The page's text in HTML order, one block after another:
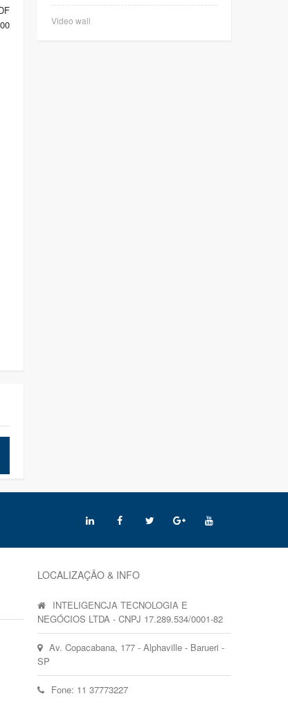
Video wall
LOCALIZAÇÃO & INFO
INTELIGENCJA TECNOLOGIA E
NEGÓCIOS LTDA - CNPJ 17.289.534/0001-82
Av. Copacabana, 177 - Alphaville - Barueri -
SP
Fone: 11 37773227